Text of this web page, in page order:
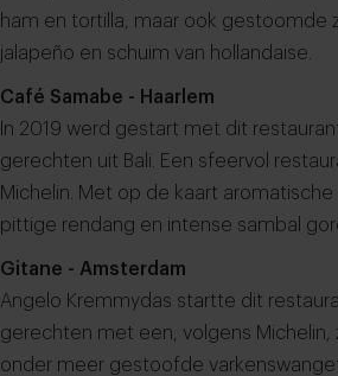
ham en tortilla, maar ook gestoomde
jalapeño en schuim van hollandaise.
Café Samabe - Haarlem
In 2019 werd gestart met dit
gerechten uit Bali. Een sfeervol
Michelin. Met op de kaart
pittige rendang en intense sambal
Gitane - Amsterdam
Angelo Kremmydas startte dit
gerechten met een, volgens
onder meer gestoofde